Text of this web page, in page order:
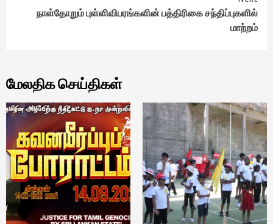
நாள்தோறும் புள்ளிவிபரங்களின் பத்திரிகை சந்திப்புகளில்
மாற்றம்
மேலதிக செய்திகள்